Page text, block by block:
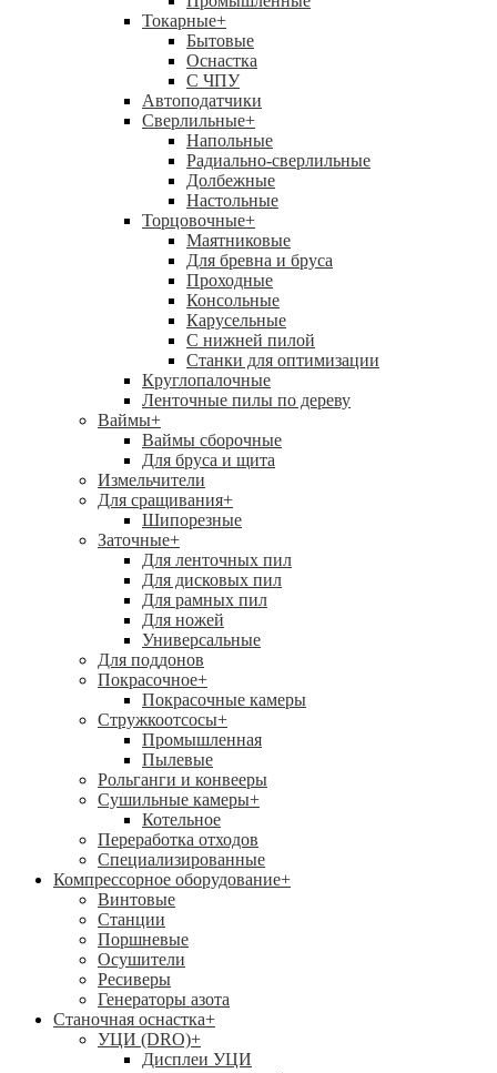
Токарные+
Бытовые
Оснастка
С ЧПУ
Автоподатчики
Сверлильные+
Напольные
Радиально-сверлильные
Долбежные
Настольные
Торцовочные+
Маятниковые
Для бревна и бруса
Проходные
Консольные
Карусельные
С нижней пилой
Станки для оптимизации
Круглопалочные
Ленточные пилы по дереву
Ваймы+
Ваймы сборочные
Для бруса и щита
Измельчители
Для сращивания+
Шипорезные
Заточные+
Для ленточных пил
Для дисковых пил
Для рамных пил
Для ножей
Универсальные
Для поддонов
Покрасочное+
Покрасочные камеры
Стружкоотсосы+
Промышленная
Пылевые
Рольганги и конвееры
Сушильные камеры+
Котельное
Переработка отходов
Специализированные
Компрессорное оборудование+
Винтовые
Станции
Поршневые
Осушители
Ресиверы
Генераторы азота
Станочная оснастка+
УЦИ (DRO)+
Дисплеи УЦИ